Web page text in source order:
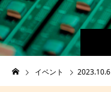
イベント 2023.10.6